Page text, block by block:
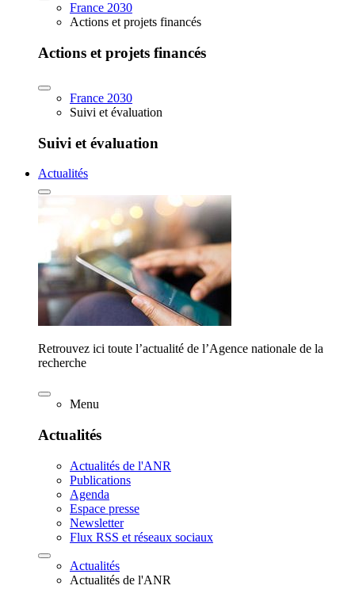
France 2030
Actions et projets financés
Actions et projets financés
France 2030
Suivi et évaluation
Suivi et évaluation
Actualités
Retrouvez ici toute l’actualité de l’Agence nationale de la
recherche
Menu
Actualités
Actualités de l'ANR
Publications
Agenda
Espace presse
Newsletter
Flux RSS et réseaux sociaux
Actualités
Actualités de l'ANR